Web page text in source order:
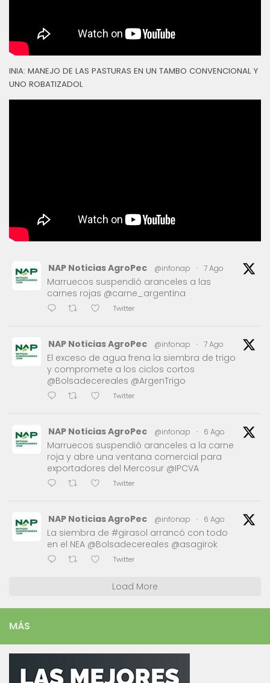
INIA: MANEJO DE LAS PASTURAS EN UN TAMBO CONVENCIONAL Y
UNO ROBATIZADOL
NAP Noticias AgroPec @infonap · 7 Ago
Marruecos suspendió aranceles a las
carnes rojas @carne_argentina
Twitter
NAP Noticias AgroPec @infonap · 7 Ago
El exceso de agua frena la siembra de trigo
y compromete a los ciclos cortos
@Bolsadecereales @ArgenTrigo
Twitter
NAP Noticias AgroPec @infonap · 6 Ago
Marruecos suspendió aranceles a la carne
roja y abre una ventana comercial para
exportadores del Mercosur @IPCVA
Twitter
NAP Noticias AgroPec @infonap · 6 Ago
La siembra de #girasol arrancó con todo
en el NEA @Bolsadecereales @asagirok
Twitter
Load More
MÁS